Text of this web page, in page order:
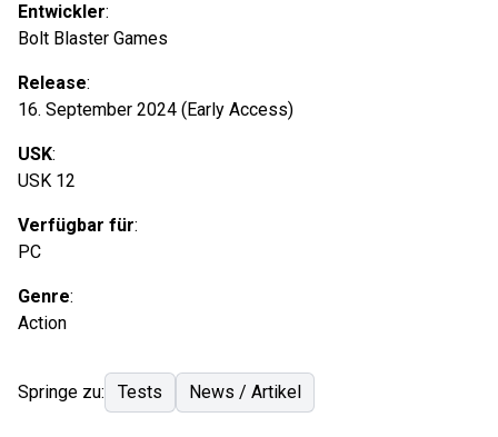
Entwickler:
Bolt Blaster Games
Release:
16. September 2024 (Early Access)
USK:
USK 12
Verfügbar für:
PC
Genre:
Action
Springe zu: Tests News / Artikel